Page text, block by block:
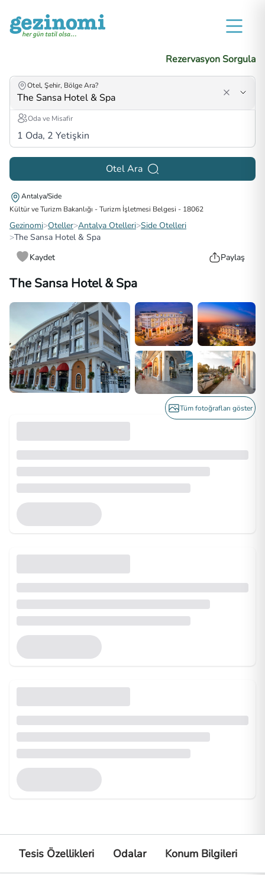
Rezervasyon Sorgula
Otel, Şehir, Bölge Ara?
Oda ve Misafir
1 Oda, 2 Yetişkin
Otel Ara
Antalya/Side
Kültür ve Turizm Bakanlığı - Turizm İşletmesi Belgesi - 18062
Gezinomi>Oteller>Antalya Otelleri>Side Otelleri
>The Sansa Hotel & Spa
Paylaş
Kaydet
The Sansa Hotel & Spa
Tüm fotoğrafları göster
Tesis Özellikleri Odalar Konum Bilgileri